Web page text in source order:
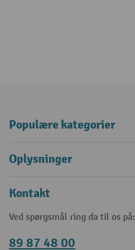
Populære kategorier
Oplysninger
Kontakt
Ved spørgsmål ring da til os på:
89 87 48 00